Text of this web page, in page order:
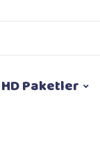
HD Paketler